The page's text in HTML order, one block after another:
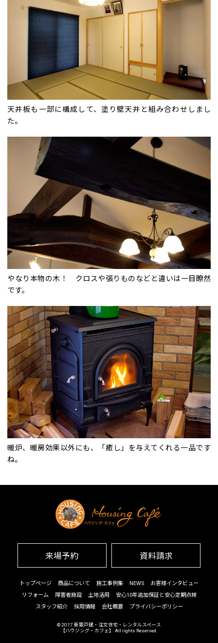
天井板も一部に構成して、塗り壁天井と組み合わせしまし
た。
やなり本物の木！ クロスや張りものなどと違いは一目瞭然
です。
暖炉、暖房効果以外にも、「癒し」を与えてくれる一品です
ね。
来場予約 資料請求
トップページ 商品について 施工事例集 NEWS
お客様インタビュー
リフォーム
障害者施設 土地活用
安心10年追加保証と安心定期点検
スタッフ紹介
採用情報 会社概要 プライバシーポリシー
© 2017 新築戸建・注文住宅・レンタルスペース
【ハウジング・カフェ】
All rights Reserved.